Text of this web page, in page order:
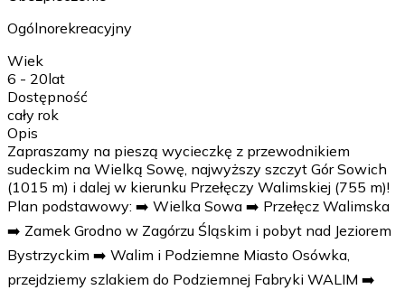
Ogólnorekreacyjny
Wiek
6 - 20lat
Dostępność
cały rok
Opis
Zapraszamy na pieszą wycieczkę z przewodnikiem
sudeckim na Wielką Sowę, najwyższy szczyt Gór Sowich
(1015 m) i dalej w kierunku Przełęczy Walimskiej (755 m)!
Plan podstawowy: ➡️ Wielka Sowa ➡️ Przełęcz Walimska
➡️ Zamek Grodno w Zagórzu Śląskim i pobyt nad Jeziorem
Bystrzyckim ➡️ Walim i Podziemne Miasto Osówka,
przejdziemy szlakiem do Podziemnej Fabryki WALIM ➡️